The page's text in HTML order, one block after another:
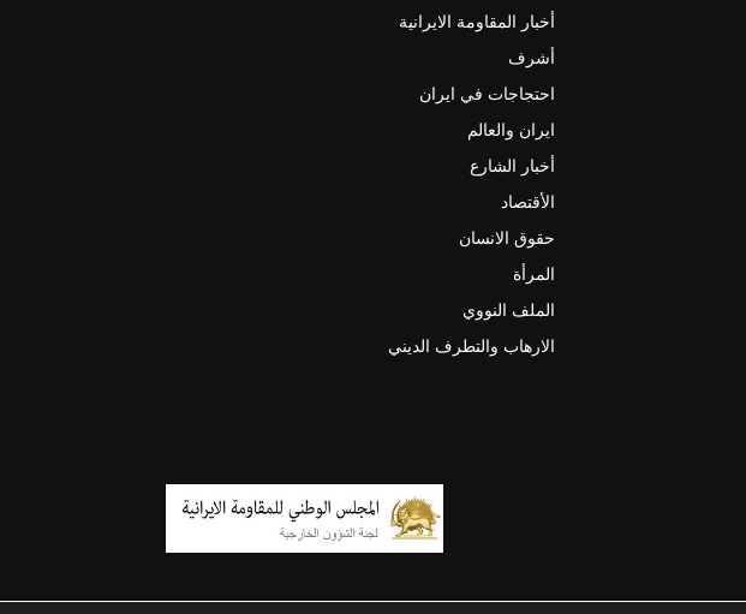
أخبار المقاومة الايرانية
أشرف
احتجاجات في ايران
ايران والعالم
أخبار الشارع
الأقتصاد
حقوق الانسان
المرأة
الملف النووي
الارهاب والتطرف الديني